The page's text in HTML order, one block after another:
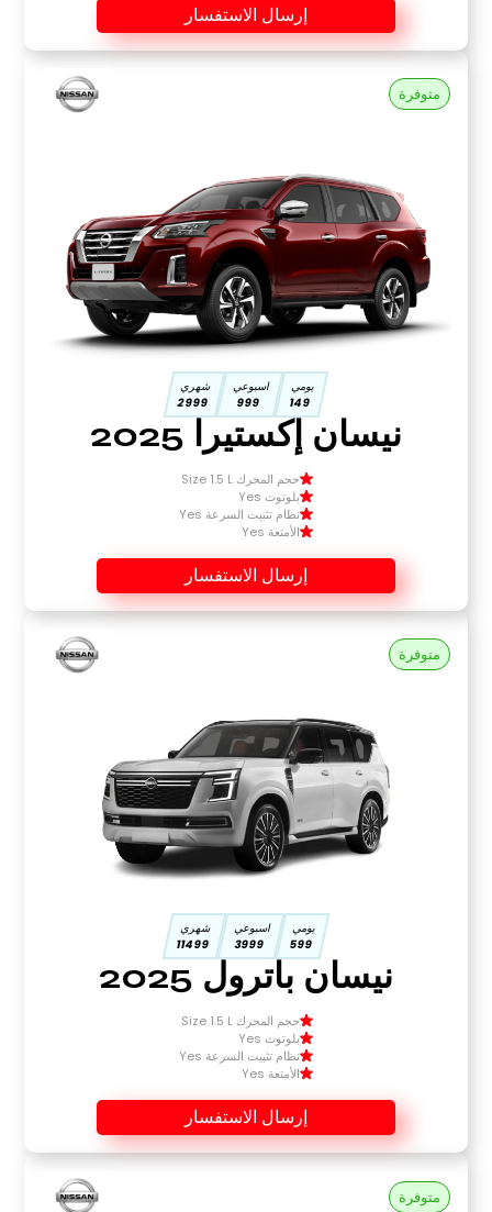
إرسال الاستفسار
متوفرة
يومي
149
اسبوعي
999
شهري
2999
نيسان إكستيرا 2025
حجم المحرك Size 1.5 L
بلوتوث Yes
نظام تثبيت السرعة Yes
الأمتعة Yes
إرسال الاستفسار
متوفرة
يومي
599
اسبوعي
3999
شهري
11499
نيسان باترول 2025
حجم المحرك Size 1.5 L
بلوتوث Yes
نظام تثبيت السرعة Yes
الأمتعة Yes
إرسال الاستفسار
متوفرة